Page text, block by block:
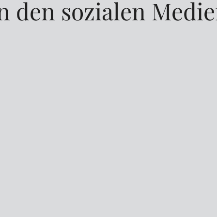
den sozialen